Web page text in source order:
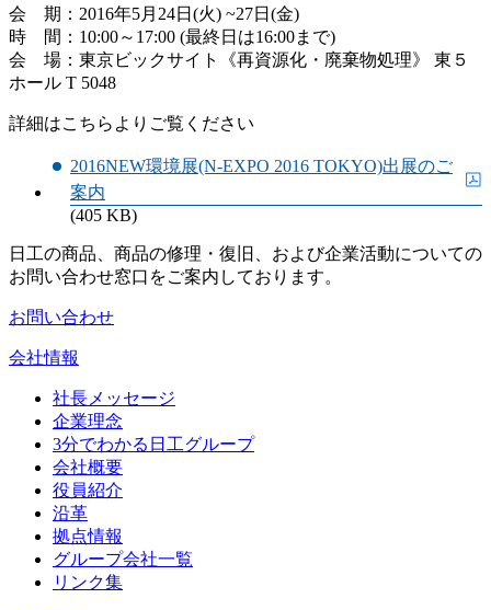
会 期：2016年5月24日(火) ~27日(金)
時 間：10:00～17:00 (最終日は16:00まで)
会 場：東京ビックサイト《再資源化・廃棄物処理》 東５
ホール T 5048
詳細はこちらよりご覧ください
2016NEW環境展(N-EXPO 2016 TOKYO)出展のご
案内
(405 KB)
日工の商品、商品の修理・復旧、および企業活動についての
お問い合わせ窓口をご案内しております。
お問い合わせ
会社情報
社長メッセージ
企業理念
3分でわかる日工グループ
会社概要
役員紹介
沿革
拠点情報
グループ会社一覧
リンク集